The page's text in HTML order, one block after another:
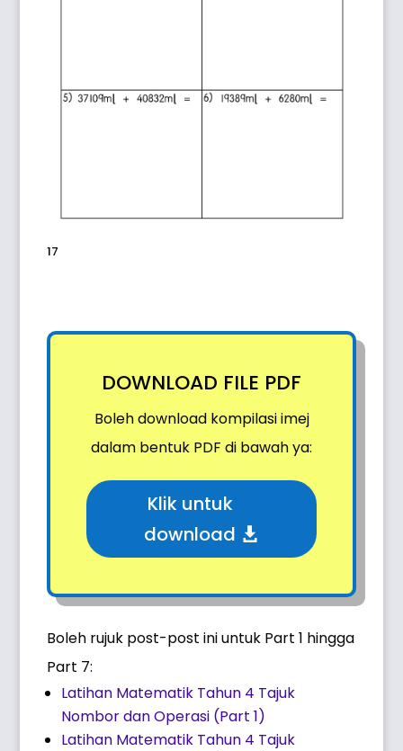
17
DOWNLOAD FILE PDF
Boleh download kompilasi imej
dalam bentuk PDF di bawah ya:
Klik untuk
download
Boleh rujuk post-post ini untuk Part 1 hingga
Part 7:
Latihan Matematik Tahun 4 Tajuk
Nombor dan Operasi (Part 1)
Latihan Matematik Tahun 4 Tajuk